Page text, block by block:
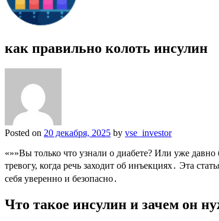
как правильно колоть инсулин
Posted on 20 декабря, 2025 by vse_investor
«»»Вы только что узнали о диабете? Или уже
тревогу, когда речь заходит об инъекциях․ Эта
себя уверенно и безопасно․
Что такое инсулин и зачем он